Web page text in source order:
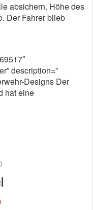
absichern. Höhe des
Der Fahrer blieb
description=”
Designs Der
hat eine